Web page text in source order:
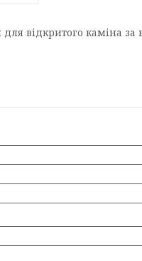
для відкритого каміна